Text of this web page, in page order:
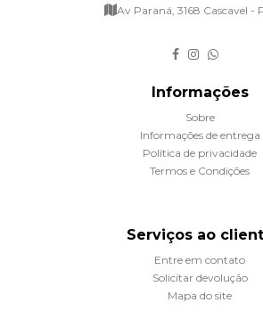
Av Paraná, 3168 Cascavel -
Informações
Sobre
Informações de entrega
Política de privacidade
Termos e Condições
Serviços ao
Entre em contato
Solicitar devolução
Mapa do site